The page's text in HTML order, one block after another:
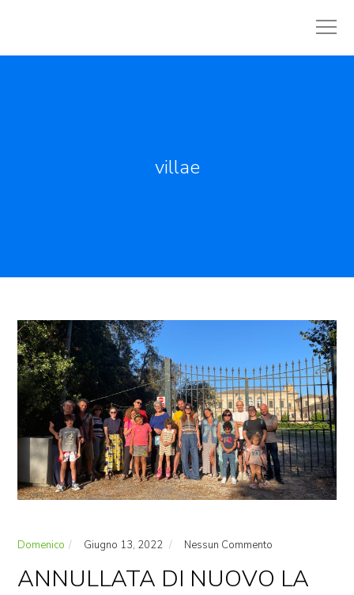
villae
Domenico Giugno 13, 2022 Nessun Commento
ANNULLATA DI NUOVO LA